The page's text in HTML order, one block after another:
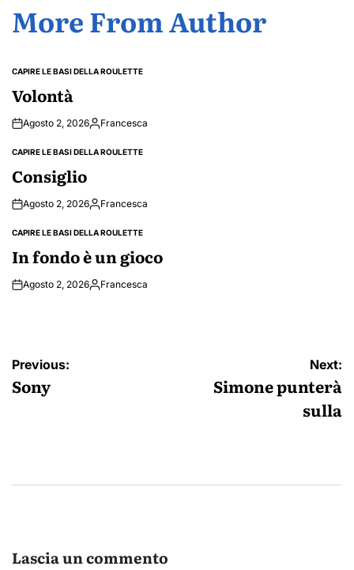
More From Author
POSTED
CAPIRE LE BASI DELLA ROULETTE
Volontà
Agosto 2, 2026PostedFrancesca
POSTED
CAPIRE LE BASI DELLA ROULETTE
Consiglio
Agosto 2, 2026PostedFrancesca
POSTED
CAPIRE LE BASI DELLA ROULETTE
In fondo è un gioco
Agosto 2, 2026PostedFrancesca
Navigazione
articoli
Previous:
Sony
Next:
Simone punterà
sulla
Lascia un commento